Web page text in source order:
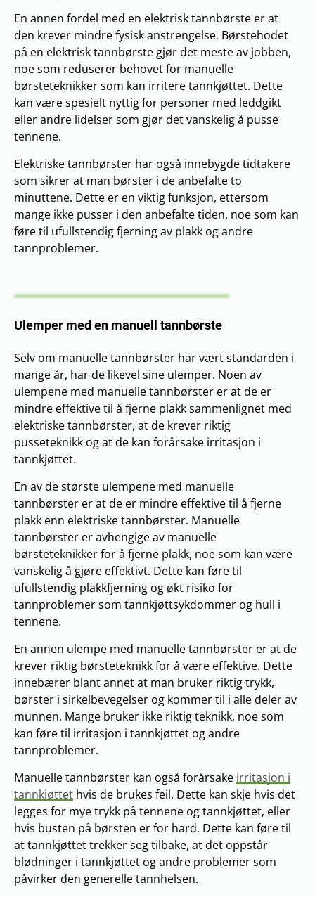
En annen fordel med en elektrisk tannbørste er at
den krever mindre fysisk anstrengelse. Børstehodet
på en elektrisk tannbørste gjør det meste av jobben,
noe som reduserer behovet for manuelle
børsteteknikker som kan irritere tannkjøttet. Dette
kan være spesielt nyttig for personer med leddgikt
eller andre lidelser som gjør det vanskelig å pusse
tennene.
Elektriske tannbørster har også innebygde tidtakere
som sikrer at man børster i de anbefalte to
minuttene. Dette er en viktig funksjon, ettersom
mange ikke pusser i den anbefalte tiden, noe som kan
føre til ufullstendig fjerning av plakk og andre
tannproblemer.
Ulemper med en manuell tannbørste
Selv om manuelle tannbørster har vært standarden i
mange år, har de likevel sine ulemper. Noen av
ulempene med manuelle tannbørster er at de er
mindre effektive til å fjerne plakk sammenlignet med
elektriske tannbørster, at de krever riktig
pusseteknikk og at de kan forårsake irritasjon i
tannkjøttet.
En av de største ulempene med manuelle
tannbørster er at de er mindre effektive til å fjerne
plakk enn elektriske tannbørster. Manuelle
tannbørster er avhengige av manuelle
børsteteknikker for å fjerne plakk, noe som kan være
vanskelig å gjøre effektivt. Dette kan føre til
ufullstendig plakkfjerning og økt risiko for
tannproblemer som tannkjøttsykdommer og hull i
tennene.
En annen ulempe med manuelle tannbørster er at de
krever riktig børsteteknikk for å være effektive. Dette
innebærer blant annet at man bruker riktig trykk,
børster i sirkelbevegelser og kommer til i alle deler av
munnen. Mange bruker ikke riktig teknikk, noe som
kan føre til irritasjon i tannkjøttet og andre
tannproblemer.
Manuelle tannbørster kan også forårsake irritasjon i
tannkjøttet hvis de brukes feil. Dette kan skje hvis det
legges for mye trykk på tennene og tannkjøttet, eller
hvis busten på børsten er for hard. Dette kan føre til
at tannkjøttet trekker seg tilbake, at det oppstår
blødninger i tannkjøttet og andre problemer som
påvirker den generelle tannhelsen.